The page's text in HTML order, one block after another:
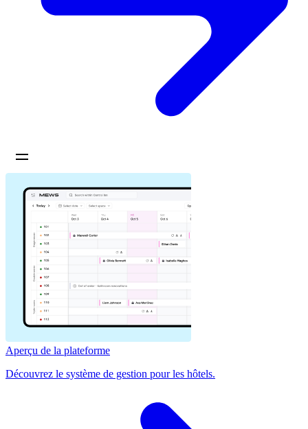
Aperçu de la plateforme
Découvrez le système de gestion pour les hôtels.